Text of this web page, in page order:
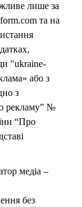
лише за
та на
"ukraine-
або з
з
рекламу” №
“Про
медіа –
без